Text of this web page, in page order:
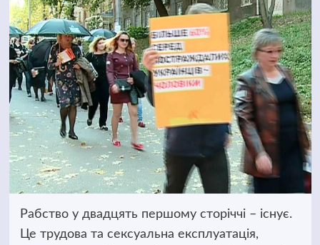
Рабство у двадцять першому сторіччі – існує.
Це трудова та сексуальна експлуатація,